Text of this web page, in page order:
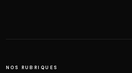
NOS RUBRIQUES